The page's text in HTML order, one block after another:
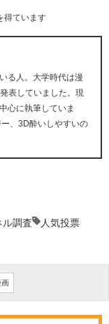
得ています
る人。大学時代は漫
表していました。現
心に執筆していま
、3D酔いしやすいの
ル調査
人気投票
画